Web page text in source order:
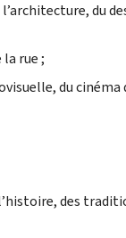
du
rue ;
du cinéma
des